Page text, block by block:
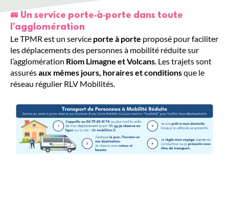
🚐 Un service porte‑à‑porte dans toute
l’agglomération
Le TPMR est un service porte à porte proposé pour faciliter
les déplacements des personnes à mobilité réduite sur
l’agglomération Riom Limagne et Volcans. Les trajets sont
assurésaux mêmes jours, horaires et conditionsque le
réseau régulier RLV Mobilités.